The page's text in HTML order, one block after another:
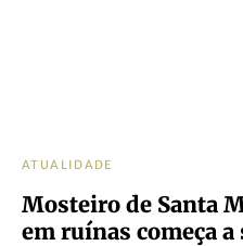
ATUALIDADE
Mosteiro de Santa
em ruínas começa